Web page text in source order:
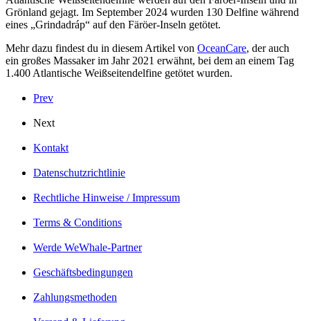
Grönland gejagt. Im September 2024 wurden 130 Delfine während
eines „Grindadráp“ auf den Färöer-Inseln getötet.
Mehr dazu findest du in diesem Artikel von OceanCare, der auch
ein großes Massaker im Jahr 2021 erwähnt, bei dem an einem Tag
1.400 Atlantische Weißseitendelfine getötet wurden.
Prev
Next
Kontakt
Datenschutzrichtlinie
Rechtliche Hinweise / Impressum
Terms & Conditions
Werde WeWhale-Partner
Geschäftsbedingungen
Zahlungsmethoden